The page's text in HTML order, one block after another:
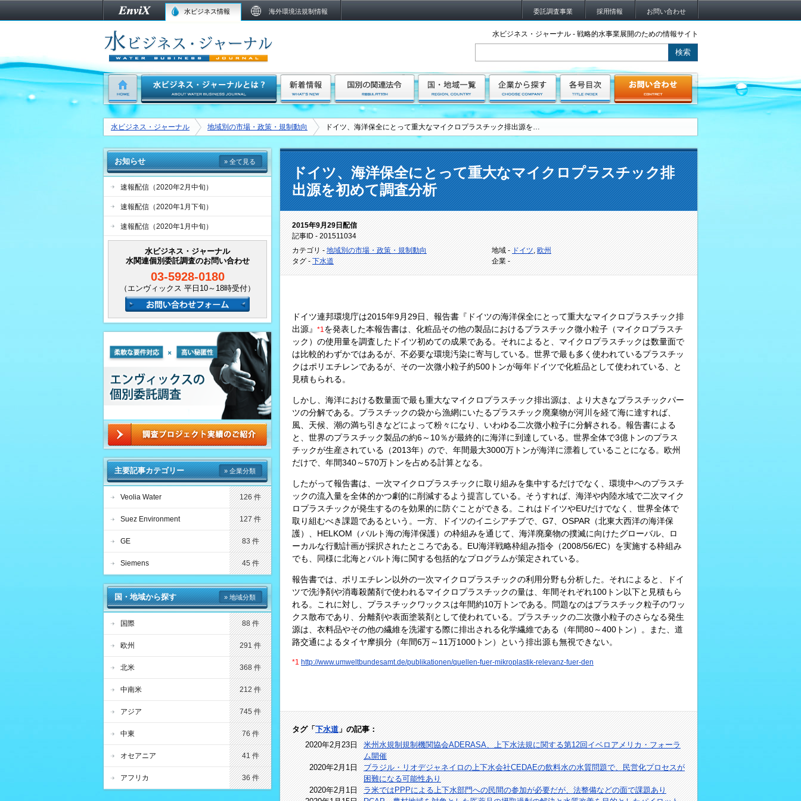
水ビジネス情報 海外環境法規制情報 委託調査事業 採用情報 お問い合わせ
水ビジネス・ジャーナル - 戦略的水事業展開のための情報サイト
水ビジネス・ジャーナル 地域別の市場・政策・規制動向 ドイツ、海洋保全にとって重大なマイクロプラスチック排出源を…
ドイツ、海洋保全にとって重大なマイクロプラスチック排
出源を初めて調査分析
2015年9月29日配信
記事ID - 201511034
カテゴリ - 地域別の市場・政策・規制動向
タグ - 下水道
地域 - ドイツ, 欧州
企業 -
ドイツ連邦環境庁は2015年9月29日、報告書『ドイツの海洋保全にとって重大なマイクロプラスチック排
出源』
*1 を発表した本報告書は、化粧品その他の製品におけるプラスチック微小粒子（マイクロプラスチ
ック）の使用量を調査したドイツ初めての成果である。それによると、マイクロプラスチックは数量面で
は比較的わずかではあるが、不必要な環境汚染に寄与している。世界で最も多く使われているプラスチッ
クはポリエチレンであるが、その一次微小粒子約500トンが毎年ドイツで化粧品として使われている、と
見積もられる。
しかし、海洋における数量面で最も重大なマイクロプラスチック排出源は、より大きなプラスチックパー
ツの分解である。プラスチックの袋から漁網にいたるプラスチック廃棄物が河川を経て海に達すれば、
風、天候、潮の満ち引きなどによって粉々になり、いわゆる二次微小粒子に分解される。報告書による
と、世界のプラスチック製品の約6～10％が最終的に海洋に到達している。世界全体で3億トンのプラス
チックが生産されている（2013年）ので、年間最大3000万トンが海洋に漂着していることになる。欧州
だけで、年間340～570万トンを占める計算となる。
したがって報告書は、一次マイクロプラスチックに取り組みを集中するだけでなく、環境中へのプラスチ
ックの流入量を全体的かつ劇的に削減するよう提言している。そうすれば、海洋や内陸水域で二次マイク
ロプラスチックが発生するのを効果的に防ぐことができる。これはドイツやEUだけでなく、世界全体で
取り組むべき課題であるという。一方、ドイツのイニシアチブで、G7、OSPAR（北東大西洋の海洋保
護）、HELKOM（バルト海の海洋保護）の枠組みを通じて、海洋廃棄物の撲滅に向けたグローバル、ロ
ーカルな行動計画が採択されたところである。EU海洋戦略枠組み指令（2008/56/EC）を実施する枠組み
でも、同様に北海とバルト海に関する包括的なプログラムが策定されている。
報告書では、ポリエチレン以外の一次マイクロプラスチックの利用分野も分析した。それによると、ドイ
ツで洗浄剤や消毒殺菌剤で使われるマイクロプラスチックの量は、年間それぞれ100トン以下と見積もら
れる。これに対し、プラスチックワックスは年間約10万トンである。問題なのはプラスチック粒子のワッ
クス散布であり、分離剤や表面塗装剤として使われている。プラスチックの二次微小粒子のさらなる発生
源は、衣料品やその他の繊維を洗濯する際に排出される化学繊維である（年間80～400トン）。また、道
路交通によるタイヤ摩損分（年間6万～11万1000トン）という排出源も無視できない。
*1 http://www.umweltbundesamt.de/publikationen/quellen-fuer-mikroplastik-relevanz-fuer-den
タグ「 下水道」の記事：
2020年2月23日
米州水規制規制機関協会ADERASA、上下水法規に関する第12回イベロアメリカ・フォーラ
ム開催
2020年2月1日
ブラジル・リオデジャネイロの上下水会社CEDAEの飲料水の水質問題で、民営化プロセスが
困難になる可能性あり
2020年2月1日
ラ米ではPPPによる上下水部門への民間の参加が必要だが、法整備などの面で課題あり
お知らせ » 全て見る
速報配信（2020年2月中旬）
速報配信（2020年1月下旬）
速報配信（2020年1月中旬）
水ビジネス・ジャーナル
水関連個別委託調査のお問い合わせ
03-5928-0180
（エンヴィックス 平日10～18時受付）
主要記事カテゴリー » 企業分類
Veolia Water 126 件
Suez Environment 127 件
GE 83 件
Siemens 45 件
国・地域から探す » 地域分類
国際 88 件
欧州 291 件
北米 368 件
中南米 212 件
アジア 745 件
中東 76 件
オセアニア 41 件
アフリカ 36 件